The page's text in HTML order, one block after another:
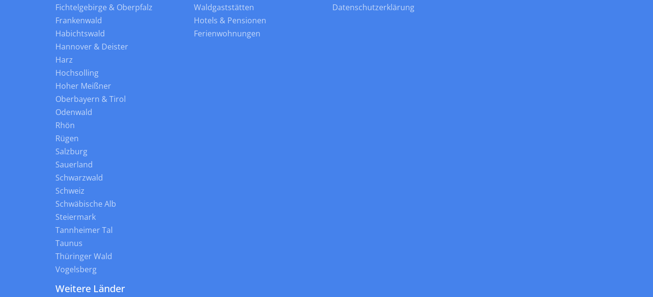
Fichtelgebirge & Oberpfalz
Frankenwald
Habichtswald
Hannover & Deister
Harz
Hochsolling
Hoher Meißner
Oberbayern & Tirol
Odenwald
Rhön
Rügen
Salzburg
Sauerland
Schwarzwald
Schweiz
Schwäbische Alb
Steiermark
Tannheimer Tal
Taunus
Thüringer Wald
Vogelsberg
Weitere Länder
Waldgaststätten
Hotels & Pensionen
Ferienwohnungen
Datenschutzerklärung